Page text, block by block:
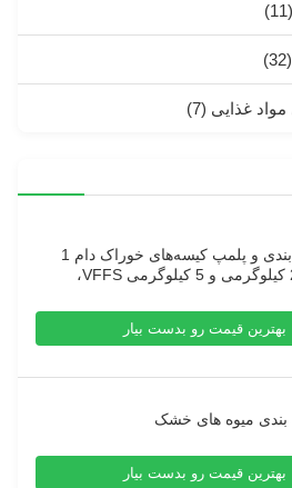
(7)
دستگاه بسته‌بندی و پلمپ کیسه‌های خوراک دام 1
کیلوگرمی، 2 کیلوگرمی و 5 کیلوگرمی VFFS،
طیور
قیمت رو بدست بیار
میوه های خشک
قیمت رو بدست بیار